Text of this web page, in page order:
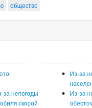
общество
Из-за
за непогоды
скорой
Из-за